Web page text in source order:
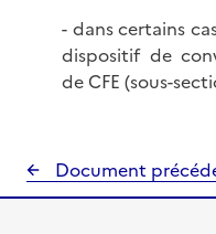
- dans certains
dispositif de
de CFE (sous-
Document